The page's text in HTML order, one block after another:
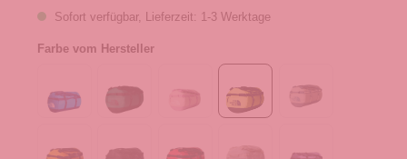
Sofort verfügbar, Lieferzeit: 1-3 Werktage
Farbe vom Hersteller